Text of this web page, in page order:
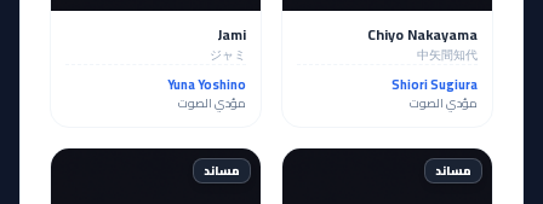
Chiyo Nakayama
中矢間知代
Shiori Sugiura
مؤدي الصوت
Jami
ジャミ
Yuna Yoshino
مؤدي الصوت
مساند مساند